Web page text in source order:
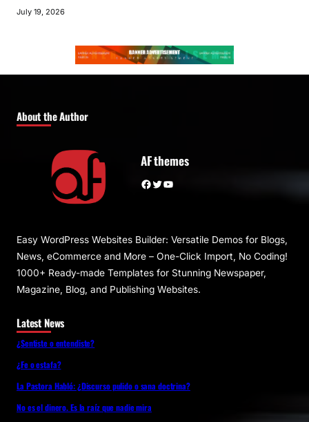
July 19, 2026
About the Author
AF themes
Facebook Twitter YouTube
Easy WordPress Websites Builder: Versatile Demos for Blogs,
News, eCommerce and More – One-Click Import, No Coding!
1000+ Ready-made Templates for Stunning Newspaper,
Magazine, Blog, and Publishing Websites.
Latest News
¿Sentiste o entendiste?
¿Fe o estafa?
La Pastora Habló: ¿Discurso pulido o sana doctrina?
No es el dinero. Es la raíz que nadie mira